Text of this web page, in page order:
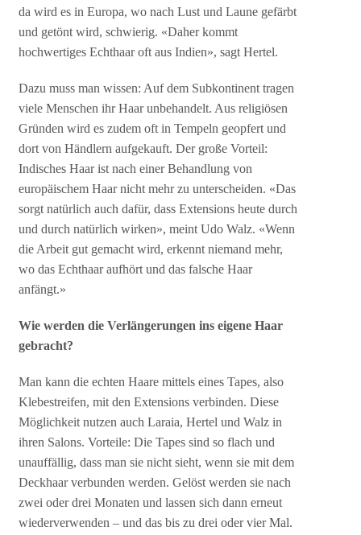
da wird es in Europa, wo nach Lust und Laune gefärbt
und getönt wird, schwierig. «Daher kommt
hochwertiges Echthaar oft aus Indien», sagt Hertel.
Dazu muss man wissen: Auf dem Subkontinent tragen
viele Menschen ihr Haar unbehandelt. Aus religiösen
Gründen wird es zudem oft in Tempeln geopfert und
dort von Händlern aufgekauft. Der große Vorteil:
Indisches Haar ist nach einer Behandlung von
europäischem Haar nicht mehr zu unterscheiden. «Das
sorgt natürlich auch dafür, dass Extensions heute durch
und durch natürlich wirken», meint Udo Walz. «Wenn
die Arbeit gut gemacht wird, erkennt niemand mehr,
wo das Echthaar aufhört und das falsche Haar
anfängt.»
Wie werden die Verlängerungen ins eigene Haar
gebracht?
Man kann die echten Haare mittels eines Tapes, also
Klebestreifen, mit den Extensions verbinden. Diese
Möglichkeit nutzen auch Laraia, Hertel und Walz in
ihren Salons. Vorteile: Die Tapes sind so flach und
unauffällig, dass man sie nicht sieht, wenn sie mit dem
Deckhaar verbunden werden. Gelöst werden sie nach
zwei oder drei Monaten und lassen sich dann erneut
wiederverwenden – und das bis zu drei oder vier Mal.